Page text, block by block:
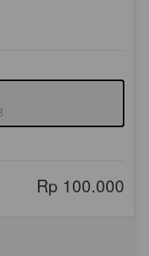
Rp 100.000